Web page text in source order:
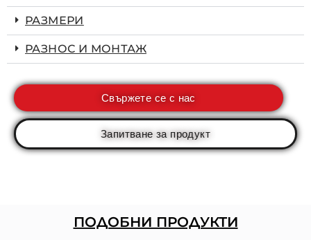
РАЗМЕРИ
РАЗНОС И МОНТАЖ
Свържете се с нас
Запитване за продукт
ПОДОБНИ ПРОДУКТИ